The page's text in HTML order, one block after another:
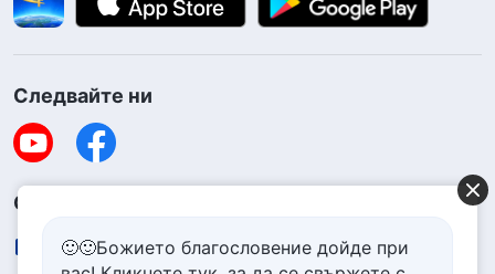
Следвайте ни
Свържете се с нас
contact.bg@godfootsteps.org
🙂🙂Божието благословение дойде при